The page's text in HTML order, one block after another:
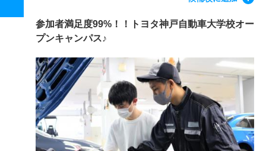
参加者満足度99%！！トヨタ神戸自動車大学校オー
プンキャンパス♪